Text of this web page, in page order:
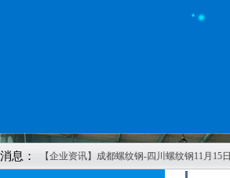
消息：
【企业资讯】成都螺纹钢-四川螺纹钢11月15日